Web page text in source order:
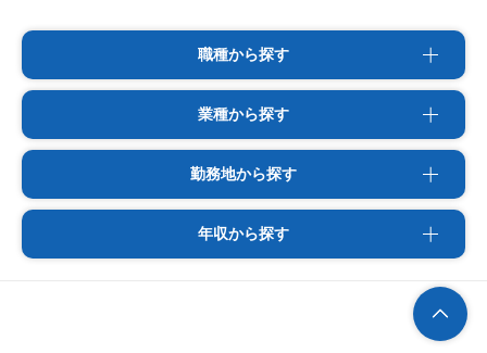
職種から探す
業種から探す
勤務地から探す
年収から探す